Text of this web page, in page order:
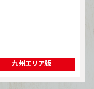
九州エリア版